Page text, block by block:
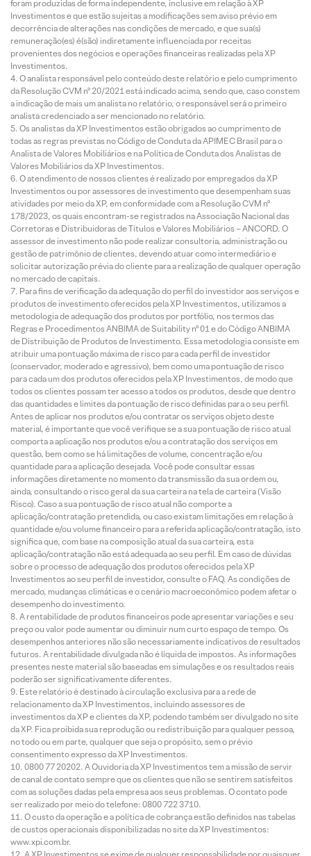
foram produzidas de forma independente, inclusive em relação à XP
Investimentos e que estão sujeitas a modificações sem aviso prévio em
decorrência de alterações nas condições de mercado, e que sua(s)
remuneração(es) é(são) indiretamente influenciada por receitas
provenientes dos negócios e operações financeiras realizadas pela XP
Investimentos.
O analista responsável pelo conteúdo deste relatório e pelo cumprimento
da Resolução CVM nº 20/2021 está indicado acima, sendo que, caso constem
a indicação de mais um analista no relatório, o responsável será o primeiro
analista credenciado a ser mencionado no relatório.
Os analistas da XP Investimentos estão obrigados ao cumprimento de
todas as regras previstas no Código de Conduta da APIMEC Brasil para o
Analista de Valores Mobiliários e na Política de Conduta dos Analistas de
Valores Mobiliários da XP Investimentos.
O atendimento de nossos clientes é realizado por empregados da XP
Investimentos ou por assessores de investimento que desempenham suas
atividades por meio da XP, em conformidade com a Resolução CVM nº
178/2023, os quais encontram-se registrados na Associação Nacional das
Corretoras e Distribuidoras de Títulos e Valores Mobiliários – ANCORD. O
assessor de investimento não pode realizar consultoria, administração ou
gestão de patrimônio de clientes, devendo atuar como intermediário e
solicitar autorização prévia do cliente para a realização de qualquer operação
no mercado de capitais.
Para fins de verificação da adequação do perfil do investidor aos serviços e
produtos de investimento oferecidos pela XP Investimentos, utilizamos a
metodologia de adequação dos produtos por portfólio, nos termos das
Regras e Procedimentos ANBIMA de Suitability nº 01 e do Código ANBIMA
de Distribuição de Produtos de Investimento. Essa metodologia consiste em
atribuir uma pontuação máxima de risco para cada perfil de investidor
(conservador, moderado e agressivo), bem como uma pontuação de risco
para cada um dos produtos oferecidos pela XP Investimentos, de modo que
todos os clientes possam ter acesso a todos os produtos, desde que dentro
das quantidades e limites da pontuação de risco definidas para o seu perfil.
Antes de aplicar nos produtos e/ou contratar os serviços objeto deste
material, é importante que você verifique se a sua pontuação de risco atual
comporta a aplicação nos produtos e/ou a contratação dos serviços em
questão, bem como se há limitações de volume, concentração e/ou
quantidade para a aplicação desejada. Você pode consultar essas
informações diretamente no momento da transmissão da sua ordem ou,
ainda, consultando o risco geral da sua carteira na tela de carteira (Visão
Risco). Caso a sua pontuação de risco atual não comporte a
aplicação/contratação pretendida, ou caso existam limitações em relação à
quantidade e/ou volume financeiro para a referida aplicação/contratação, isto
significa que, com base na composição atual da sua carteira, esta
aplicação/contratação não está adequada ao seu perfil. Em caso de dúvidas
sobre o processo de adequação dos produtos oferecidos pela XP
Investimentos ao seu perfil de investidor, consulte o FAQ. As condições de
mercado, mudanças climáticas e o cenário macroeconômico podem afetar o
desempenho do investimento.
A rentabilidade de produtos financeiros pode apresentar variações e seu
preço ou valor pode aumentar ou diminuir num curto espaço de tempo. Os
desempenhos anteriores não são necessariamente indicativos de resultados
futuros. A rentabilidade divulgada não é líquida de impostos. As informações
presentes neste material são baseadas em simulações e os resultados reais
poderão ser significativamente diferentes.
Este relatório é destinado à circulação exclusiva para a rede de
relacionamento da XP Investimentos, incluindo assessores de
investimentos da XP e clientes da XP, podendo também ser divulgado no site
da XP. Fica proibida sua reprodução ou redistribuição para qualquer pessoa,
no todo ou em parte, qualquer que seja o propósito, sem o prévio
consentimento expresso da XP Investimentos.
0800 77 20202. A Ouvidoria da XP Investimentos tem a missão de servir
de canal de contato sempre que os clientes que não se sentirem satisfeitos
com as soluções dadas pela empresa aos seus problemas. O contato pode
ser realizado por meio do telefone: 0800 722 3710.
O custo da operação e a política de cobrança estão definidos nas tabelas
de custos operacionais disponibilizadas no site da XP Investimentos:
www.xpi.com.br.